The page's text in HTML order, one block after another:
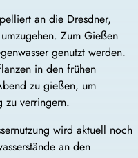
an die Dresdner,
Zum Gießen
genutzt werden.
in den frühen
zu gießen, um
zu verringern.
wird aktuell noch
an den